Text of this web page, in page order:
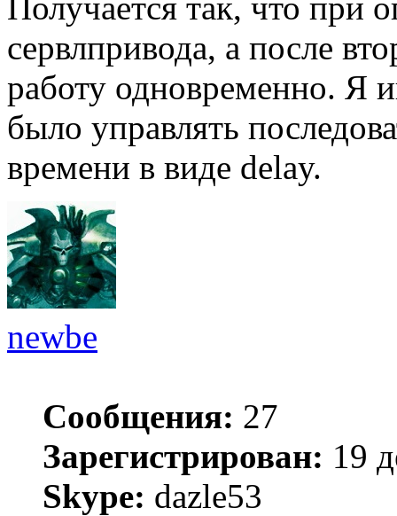
сервлпривода, а после
работу одновременно. Я
было управлять
времени в виде delay.
newbe
Сообщения: 27
Зарегистрирован: 19
Skype: dazle53